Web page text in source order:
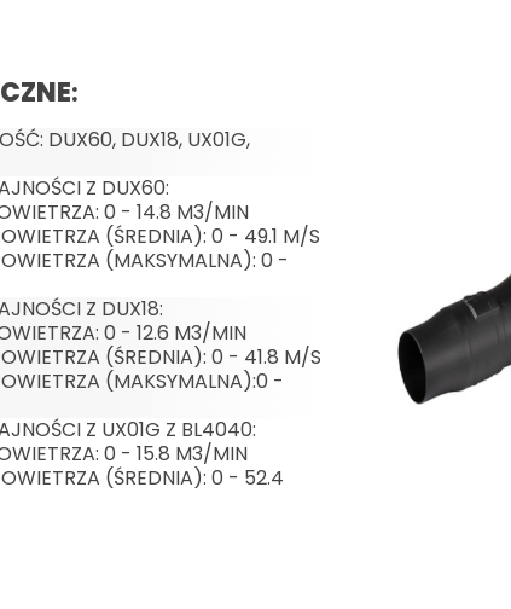
:
DUX60, DUX18, UX01G,
Z DUX60:
0 - 14.8 M3/MIN
(ŚREDNIA): 0 - 49.1 M/S
(MAKSYMALNA): 0 -
Z DUX18:
0 - 12.6 M3/MIN
(ŚREDNIA): 0 - 41.8 M/S
(MAKSYMALNA):0 -
Z UX01G Z BL4040:
0 - 15.8 M3/MIN
(ŚREDNIA): 0 - 52.4